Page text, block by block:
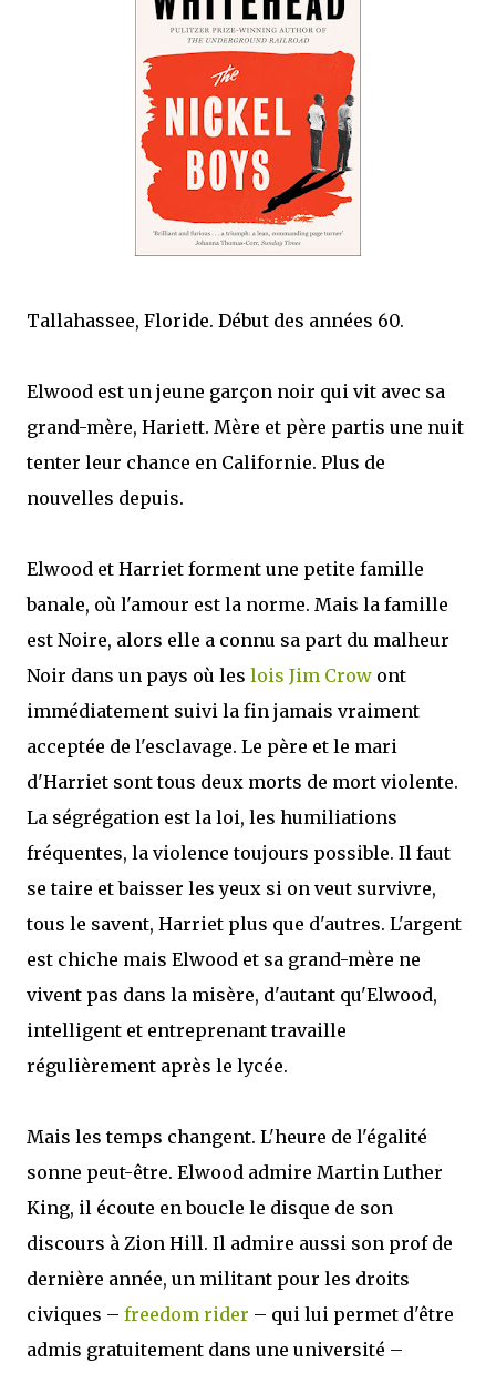
mettre sous tous les yeux. C'est cela...
Tallahassee, Floride. Début des années 60.
Elwood est un jeune garçon noir qui vit avec sa
grand-mère, Hariett. Mère et père partis une nuit
tenter leur chance en Californie. Plus de
nouvelles depuis.
Elwood et Harriet forment une petite famille
banale, où l'amour est la norme. Mais la famille
est Noire, alors elle a connu sa part du malheur
Noir dans un pays où les lois Jim Crow ont
immédiatement suivi la fin jamais vraiment
acceptée de l'esclavage. Le père et le mari
d'Harriet sont tous deux morts de mort violente.
La ségrégation est la loi, les humiliations
fréquentes, la violence toujours possible. Il faut
se taire et baisser les yeux si on veut survivre,
tous le savent, Harriet plus que d'autres. L'argent
est chiche mais Elwood et sa grand-mère ne
vivent pas dans la misère, d'autant qu'Elwood,
intelligent et entreprenant travaille
régulièrement après le lycée.
Mais les temps changent. L'heure de l'égalité
sonne peut-être. Elwood admire Martin Luther
King, il écoute en boucle le disque de son
discours à Zion Hill. Il admire aussi son prof de
dernière année, un militant pour les droits
civiques – freedom rider – qui lui permet d'être
admis gratuitement dans une université –